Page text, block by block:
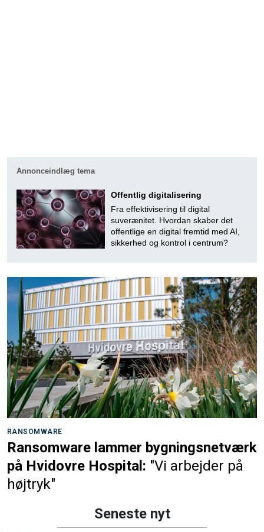
Annonceindlæg tema
Offentlig digitalisering
Fra effektivisering til digital
suverænitet. Hvordan skaber det
offentlige en digital fremtid med AI,
sikkerhed og kontrol i centrum?
RANSOMWARE
Ransomware lammer bygningsnetværk
på Hvidovre Hospital: "Vi arbejder på
højtryk"
Seneste nyt